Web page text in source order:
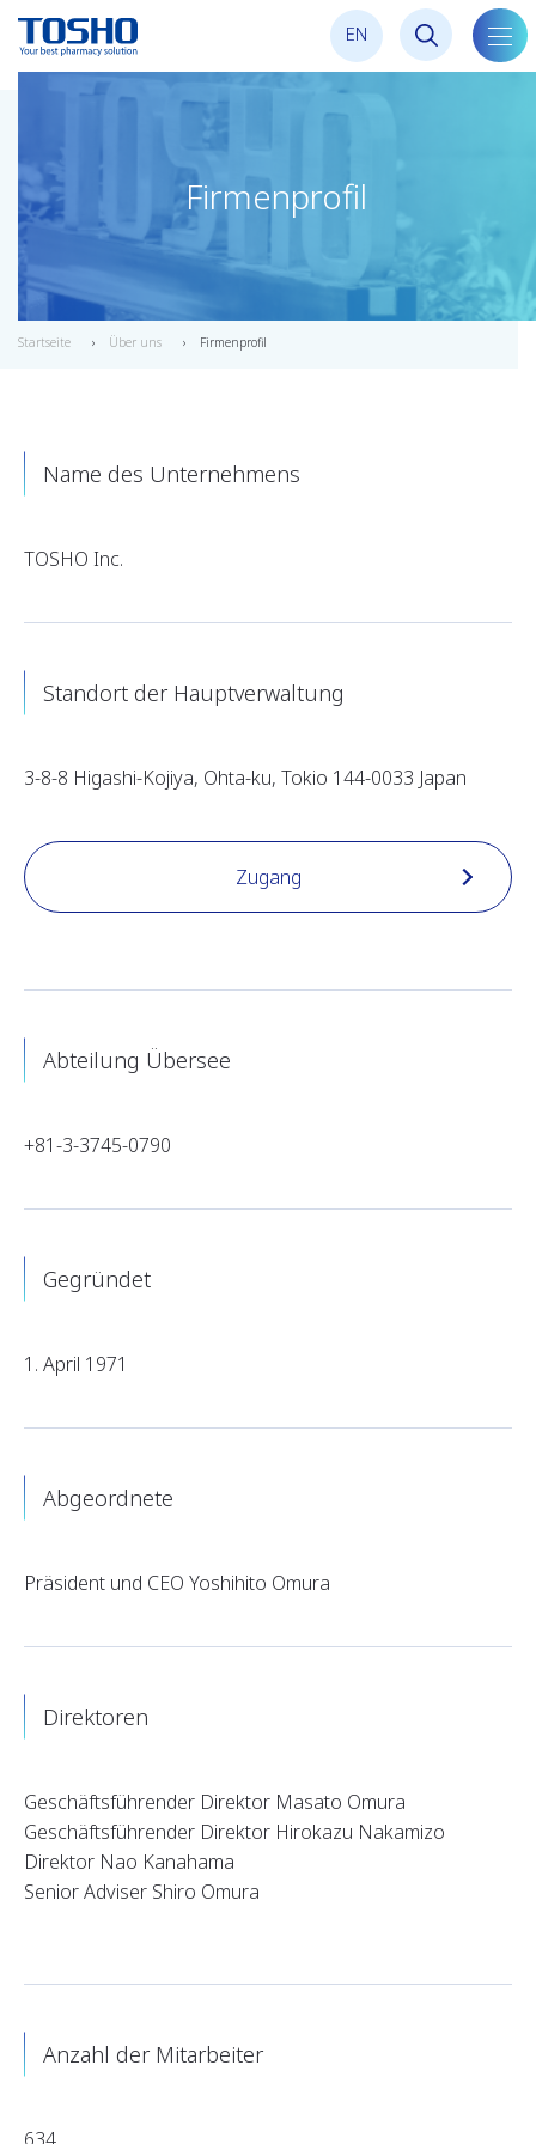
EN
Firmenprofil
Startseite Über uns Firmenprofil
Name des Unternehmens
TOSHO Inc.
Standort der Hauptverwaltung
3-8-8 Higashi-Kojiya, Ohta-ku, Tokio 144-0033 Japan
Zugang
Abteilung Übersee
+81-3-3745-0790
Gegründet
1. April 1971
Abgeordnete
Präsident und CEO Yoshihito Omura
Direktoren
Geschäftsführender Direktor Masato Omura
Geschäftsführender Direktor Hirokazu Nakamizo
Direktor Nao Kanahama
Senior Adviser Shiro Omura
Anzahl der Mitarbeiter
634